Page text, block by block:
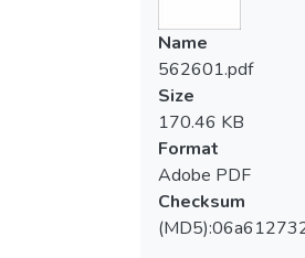
Name
562601.pdf
Size
170.46 KB
Format
Adobe PDF
Checksum